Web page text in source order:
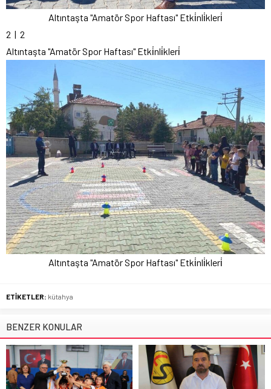
Altıntaşta "Amatör Spor Haftası" Etki̇nli̇kleri̇
2 | 2
Altıntaşta "Amatör Spor Haftası" Etki̇nli̇kleri̇
Altıntaşta "Amatör Spor Haftası" Etki̇nli̇kleri̇
ETİKETLER: kütahya
BENZER KONULAR